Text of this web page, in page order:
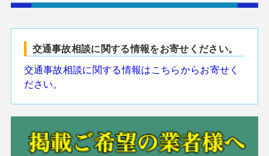
交通事故相談に関する情報をお寄せください。
交通事故相談に関する情報はこちらからお寄せく
ださい。